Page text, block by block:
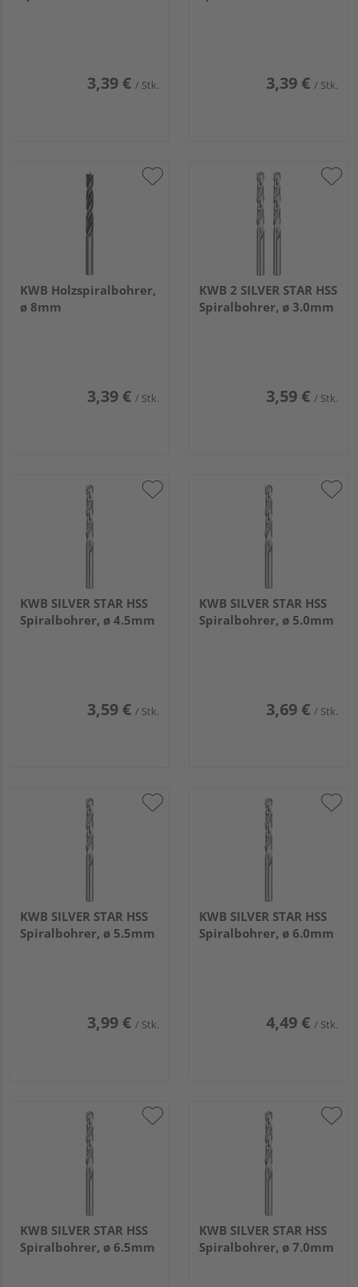
3,39 € / Stk. 3,39 € / Stk.
KWB Holzspiralbohrer,
ø 8mm
3,39 € / Stk.
KWB 2 SILVER STAR HSS
Spiralbohrer, ø 3.0mm
3,59 € / Stk.
KWB SILVER STAR HSS
Spiralbohrer, ø 4.5mm
3,59 € / Stk.
KWB SILVER STAR HSS
Spiralbohrer, ø 5.0mm
3,69 € / Stk.
KWB SILVER STAR HSS
Spiralbohrer, ø 5.5mm
3,99 € / Stk.
KWB SILVER STAR HSS
Spiralbohrer, ø 6.0mm
4,49 € / Stk.
KWB SILVER STAR HSS
Spiralbohrer, ø 6.5mm
KWB SILVER STAR HSS
Spiralbohrer, ø 7.0mm